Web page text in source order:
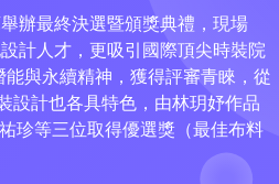
辦最終決選暨頒獎典禮，現場
計人才，更吸引國際頂尖時裝院
與永續精神，獲得評審青睞，從
設計也各具特色，由林玥妤作品
珍等三位取得優選獎（最佳布料